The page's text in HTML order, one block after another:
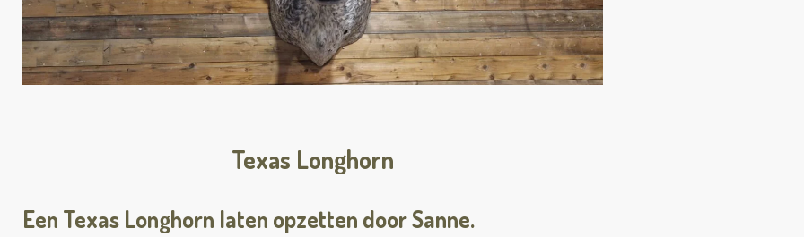
Texas Longhorn
Een Texas Longhorn laten opzetten door Sanne.